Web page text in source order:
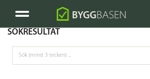
SÖKRESULTAT